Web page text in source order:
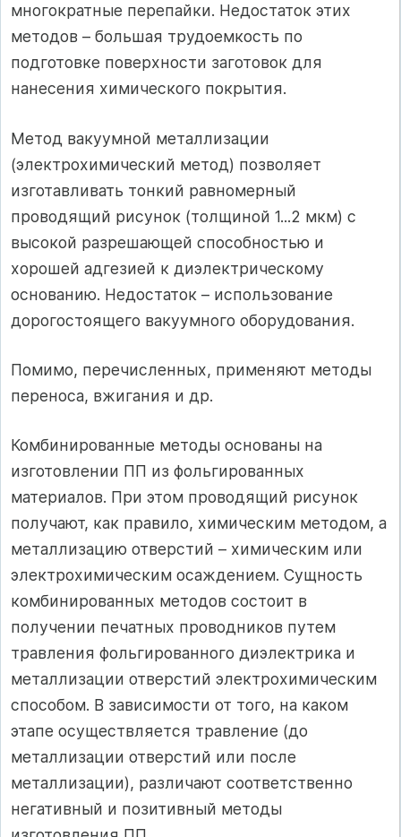
многократные перепайки. Недостаток этих
методов – большая трудоемкость по
подготовке поверхности заготовок для
нанесения химического покрытия.
Метод вакуумной металлизации
(электрохимический метод) позволяет
изготавливать тонкий равномерный
проводящий рисунок (толщиной 1...2 мкм) с
высокой разрешающей способностью и
хорошей адгезией к диэлектрическому
основанию. Недостаток – использование
дорогостоящего вакуумного оборудования.
Помимо, перечисленных, применяют методы
переноса, вжигания и др.
Комбинированные методы основаны на
изготовлении ПП из фольгированных
материалов. При этом проводящий рисунок
получают, как правило, химическим методом, а
металлизацию отверстий – химическим или
электрохимическим осаждением. Сущность
комбинированных методов состоит в
получении печатных проводников путем
травления фольгированного диэлектрика и
металлизации отверстий электрохимическим
способом. В зависимости от того, на каком
этапе осуществляется травление (до
металлизации отверстий или после
металлизации), различают соответственно
негативный и позитивный методы